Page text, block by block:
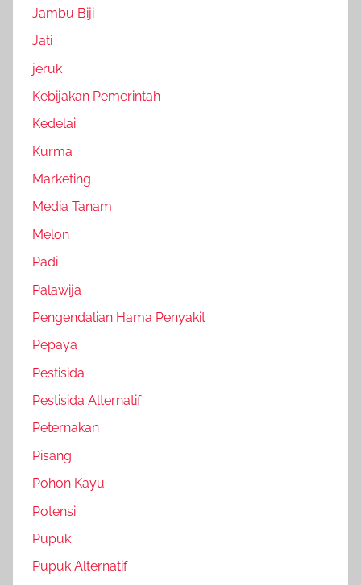
Jambu Biji
Jati
jeruk
Kebijakan Pemerintah
Kedelai
Kurma
Marketing
Media Tanam
Melon
Padi
Palawija
Pengendalian Hama Penyakit
Pepaya
Pestisida
Pestisida Alternatif
Peternakan
Pisang
Pohon Kayu
Potensi
Pupuk
Pupuk Alternatif